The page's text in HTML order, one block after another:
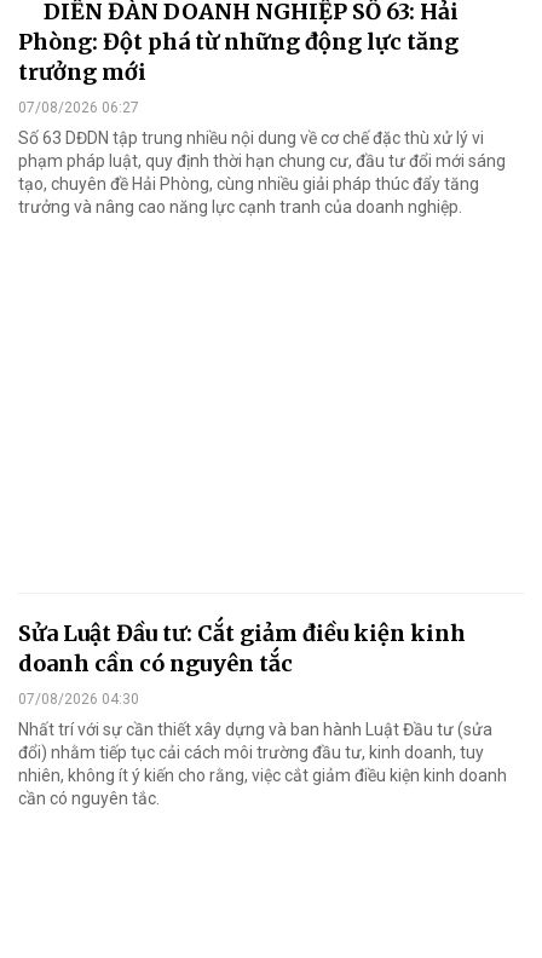
DIỄN ĐÀN DOANH NGHIỆP SỐ 63: Hải
Phòng: Đột phá từ những động lực tăng
trưởng mới
07/08/2026 06:27
Số 63 DĐDN tập trung nhiều nội dung về cơ chế đặc thù xử lý vi
phạm pháp luật, quy định thời hạn chung cư, đầu tư đổi mới sáng
tạo, chuyên đề Hải Phòng, cùng nhiều giải pháp thúc đẩy tăng
trưởng và nâng cao năng lực cạnh tranh của doanh nghiệp.
Sửa Luật Đầu tư: Cắt giảm điều kiện kinh
doanh cần có nguyên tắc
07/08/2026 04:30
Nhất trí với sự cần thiết xây dựng và ban hành Luật Đầu tư (sửa
đổi) nhằm tiếp tục cải cách môi trường đầu tư, kinh doanh, tuy
nhiên, không ít ý kiến cho rằng, việc cắt giảm điều kiện kinh doanh
cần có nguyên tắc.